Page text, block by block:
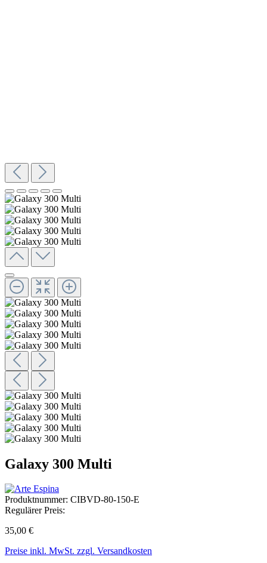
Galaxy 300 Multi
Produktnummer: CIBVD-80-150-E
Regulärer Preis:
35,00 €
Preise inkl. MwSt. zzgl. Versandkosten